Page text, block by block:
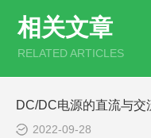
相关文章
RELATED ARTICLES
2022-09-28